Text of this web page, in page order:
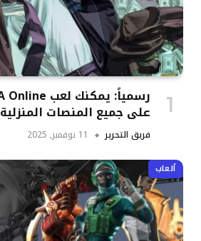
على جميع المنصات المنزلية
فريق التحرير 11 نوفمبر, 2025
ألعاب